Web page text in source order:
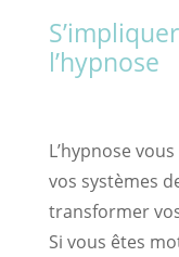
l’hypnose
L’hypnose
vos systèmes
transformer
Si vous êtes